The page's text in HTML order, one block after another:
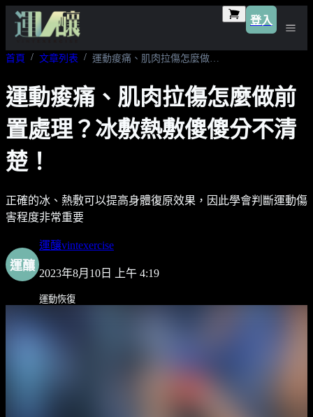
登入
首頁 文章列表 運動痠痛、肌肉拉傷怎麼做前置處理？冰敷熱敷傻傻分不清楚！
運動痠痛、肌肉拉傷怎麼做前
置處理？冰敷熱敷傻傻分不清
楚！
正確的冰、熱敷可以提高身體復原效果，因此學會判斷運動傷
害程度非常重要
運釀
運釀vintexercise
2023年8月10日 上午 4:19
運動恢復